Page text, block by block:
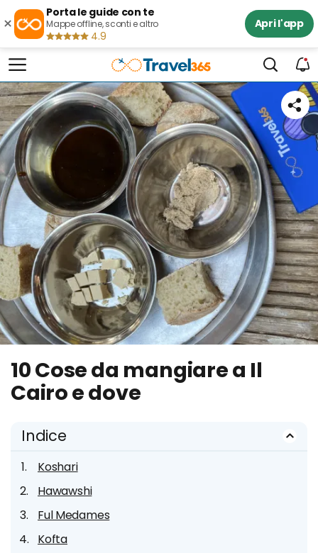
×
Porta le guide con te
Mappe offline, sconti e altro
4.9
Apri l'app
10 Cose da mangiare a Il
Cairo e dove
Indice
Koshari
Hawawshi
Ful Medames
Kofta